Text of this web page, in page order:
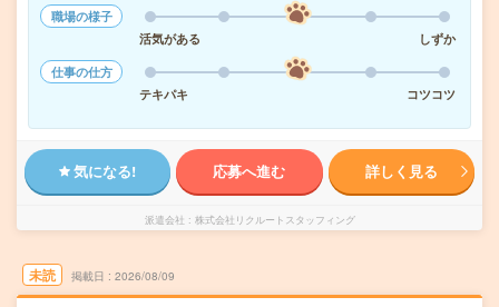
職場の様子
活気がある
しずか
仕事の仕方
テキパキ
コツコツ
気になる! 応募へ進む 詳しく見る
派遣会社 株式会社リクルートスタッフィング
未読 掲載日 2026/08/09